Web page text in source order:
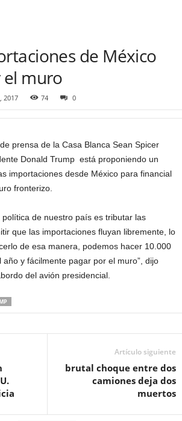
de México
el muro
2017 74 0
prensa de la Casa Blanca Sean Spicer
Donald Trump está proponiendo un
importaciones desde México para financial
fronterizo.
política de nuestro país es tributar las
que las importaciones fluyan libremente, lo
de esa manera, podemos hacer 10.000
año y fácilmente pagar por el muro”, dijo
del avión presidencial.
Artículo siguiente
brutal choque entre dos
camiones deja dos
muertos